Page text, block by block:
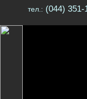
тел.: (044)